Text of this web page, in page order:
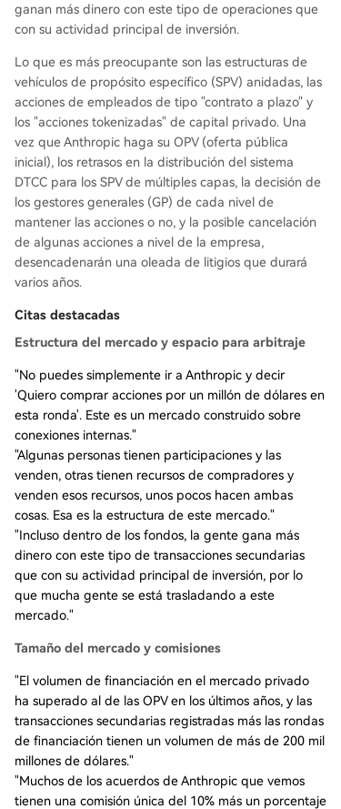
ganan más dinero con este tipo de operaciones que
con su actividad principal de inversión.
Lo que es más preocupante son las estructuras de
vehículos de propósito específico (SPV) anidadas, las
acciones de empleados de tipo "contrato a plazo" y
los "acciones tokenizadas" de capital privado. Una
vez que Anthropic haga su OPV (oferta pública
inicial), los retrasos en la distribución del sistema
DTCC para los SPV de múltiples capas, la decisión de
los gestores generales (GP) de cada nivel de
mantener las acciones o no, y la posible cancelación
de algunas acciones a nivel de la empresa,
desencadenarán una oleada de litigios que durará
varios años.
Citas destacadas
Estructura del mercado y espacio para arbitraje
"No puedes simplemente ir a Anthropic y decir
'Quiero comprar acciones por un millón de dólares en
esta ronda'. Este es un mercado construido sobre
conexiones internas."
"Algunas personas tienen participaciones y las
venden, otras tienen recursos de compradores y
venden esos recursos, unos pocos hacen ambas
cosas. Esa es la estructura de este mercado."
"Incluso dentro de los fondos, la gente gana más
dinero con este tipo de transacciones secundarias
que con su actividad principal de inversión, por lo
que mucha gente se está trasladando a este
mercado."
Tamaño del mercado y comisiones
"El volumen de financiación en el mercado privado
ha superado al de las OPV en los últimos años, y las
transacciones secundarias registradas más las rondas
de financiación tienen un volumen de más de 200 mil
millones de dólares."
"Muchos de los acuerdos de Anthropic que vemos
tienen una comisión única del 10% más un porcentaje